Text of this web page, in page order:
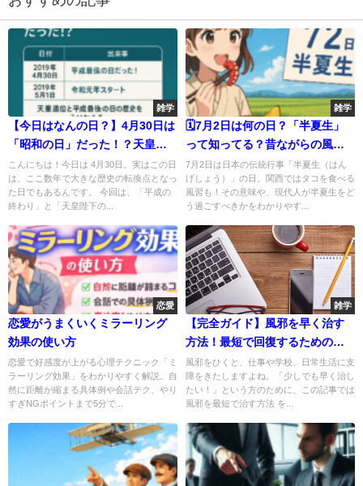
雑学
【今日はなんの日？】4月30日は
「昭和の日」だった！？天皇退
位と平成最後の日の歴史をふり
かえる
こんにちは！今日は 4月30日。実はこの日
は、ここ数年で大きな歴史の転換点となっ
た日でもあるんです。 今回は、「平成の
終わり」と「天皇陛下の...
雑学
🗓7月2日は何の日？「半夏生」
って知ってる？昔ながらの風習
と現代人の関係🌾
7月2日は日本の伝統行事「半夏生（はん
げしょう）」の日。関西ではタコを食べる
風習も！その意味や、現代人が半夏生をど
う過ごすべきかをわかりやす...
恋愛
恋愛がうまくいくミラーリング
効果の使い方
恋愛で好感度が上がる心理テクニック「ミ
ラーリング効果」をわかりやすく解説。自
然に距離が縮まる具体例や会話テク、やり
すぎNGポイントまで5分で...
雑学
【完全ガイド】風邪を早く治す
方法！最短で回復するための対
策とコツ💡
風邪をひくと、仕事や学校、日常生活に支
障をきたしますよね。「少しでも早く治し
たい！」という方のために、この記事では
風邪を最短で治す方法 を...